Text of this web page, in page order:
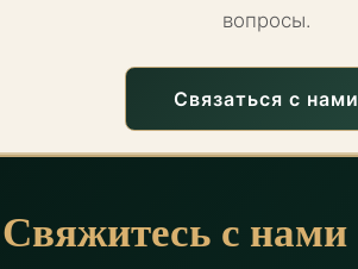
вопросы.
Связаться с нами
Свяжитесь с нами